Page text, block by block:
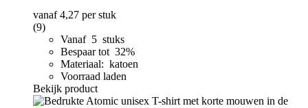
vanaf4,27 per stuk
(9)
Vanaf 5 stuks
Bespaar tot 32%
Materiaal: katoen
Voorraad laden
Bekijk product